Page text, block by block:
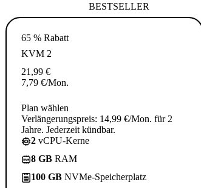
BESTSELLER
65 % Rabatt
KVM 2
21,99 €
7,79 €/Mon.
Plan wählen
Verlängerungspreis: 14,99 €/Mon. für 2
Jahre. Jederzeit kündbar.
2 vCPU-Kerne
8 GB RAM
100 GB NVMe-Speicherplatz